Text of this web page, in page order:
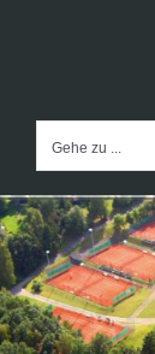
Gehe zu ...